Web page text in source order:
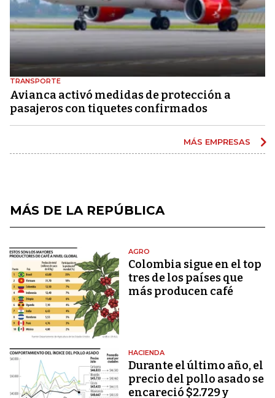
TRANSPORTE
Avianca activó medidas de protección a
pasajeros con tiquetes confirmados
MÁS EMPRESAS
MÁS DE LA REPÚBLICA
AGRO
Colombia sigue en el top
tres de los países que
más producen café
HACIENDA
Durante el último año, el
precio del pollo asado se
encareció $2.729 y